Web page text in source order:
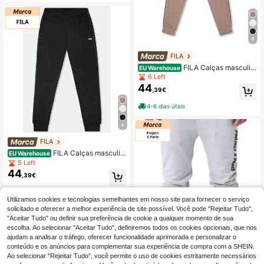
4
FILA
EU Warehouse FILA Calças masculin
as Sagano Regular Track Pants, 10
0% poliéster, com cintura ajustável
por cordão e bolsos laterais.
5 Left
44 ,39€
4
FILA
EU Warehouse FILA Calças masculin
as Sagano Regular Track Pants, 10
0% poliéster, com cintura ajustável
por cordão e bolsos laterais.
6 Left
44 ,39€
4-6 dias úteis
JB SPORT
Utilizamos cookies e tecnologias semelhantes em nosso site para fornecer o serviço
solicitado e oferecer a melhor experiência de site possível. Você pode "Rejeitar Tudo",
"Aceitar Tudo" ou definir sua preferência de cookie a qualquer momento de sua
escolha. Ao selecionar "Aceitar Tudo", definiremos todos os cookies opcionais, que nos
ajudam a analisar o tráfego, oferecer funcionalidade aprimorada e personalizar o
conteúdo e os anúncios para complementar sua experiência de compra com a SHEIN.
Ao selecionar "Rejeitar Tudo", você permite o uso de cookies estritamente necessários